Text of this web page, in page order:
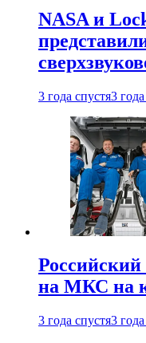
NASA и
3 года спустя3
Российский
на МКС на
3 года спустя3